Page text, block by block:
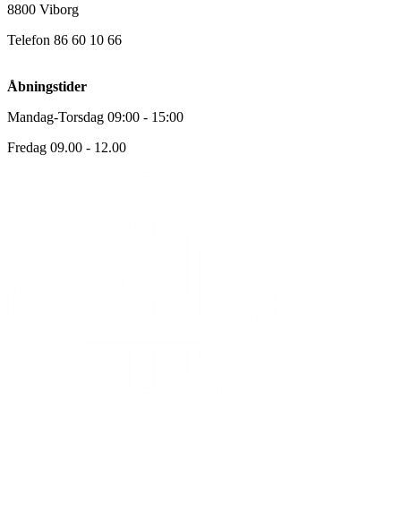
8800 Viborg
Telefon 86 60 10 66
Åbningstider
Mandag-Torsdag 09:00 - 15:00
Fredag 09.00 - 12.00